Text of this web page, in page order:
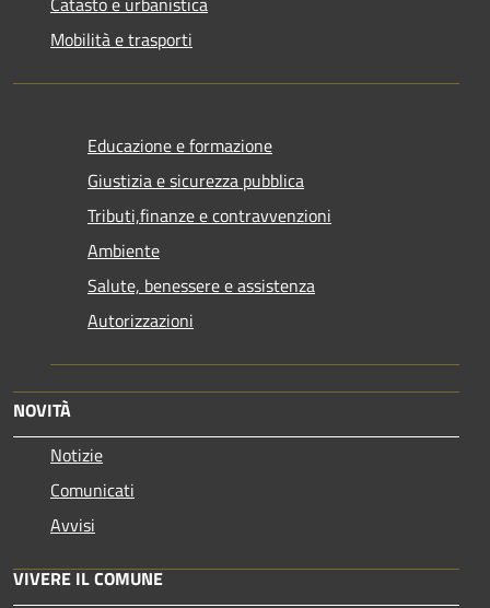
Mobilità e trasporti
Educazione e formazione
Giustizia e sicurezza pubblica
Tributi,finanze e contravvenzioni
Ambiente
Salute, benessere e assistenza
Autorizzazioni
NOVITÀ
Notizie
Comunicati
Avvisi
VIVERE IL COMUNE